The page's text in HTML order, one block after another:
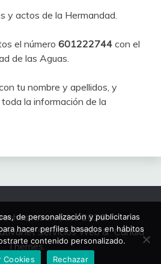
y actos de la Hermandad.
el número 601222744 con el
de las Aguas.
tu nombre y apellidos, y
la información de la
reservados 2026.
Servicios Web& Candid
Themes.
de personalización y publicitarias
hacer perfiles basados en hábitos
contenido personalizado.
Cookies
Rechazar